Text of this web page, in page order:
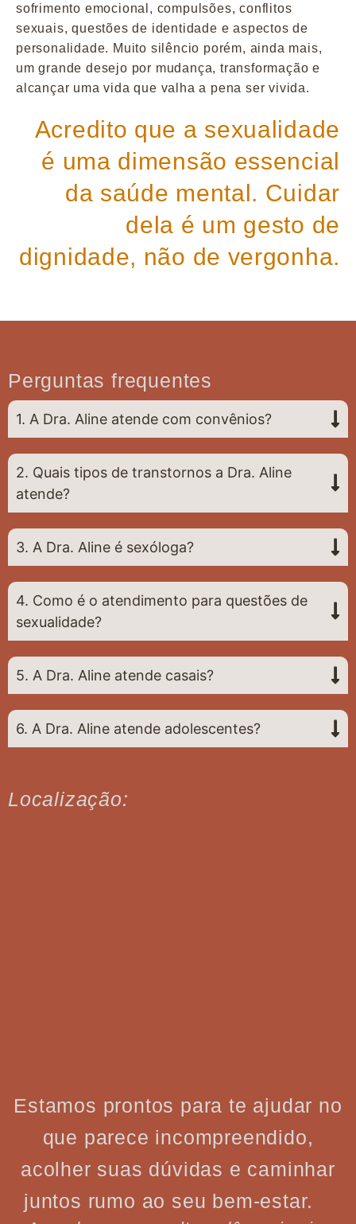
sofrimento emocional, compulsões, conflitos
sexuais, questões de identidade e aspectos de
personalidade. Muito silêncio porém, ainda mais,
um grande desejo por mudança, transformação e
alcançar uma vida que valha a pena ser vivida.
Acredito que a sexualidade
é uma dimensão essencial
da saúde mental. Cuidar
dela é um gesto de
dignidade, não de vergonha.
Perguntas frequentes
1. A Dra. Aline atende com convênios?
2. Quais tipos de transtornos a Dra. Aline
atende?
3. A Dra. Aline é sexóloga?
4. Como é o atendimento para questões de
sexualidade?
5. A Dra. Aline atende casais?
6. A Dra. Aline atende adolescentes?
Localização:
Estamos prontos para te ajudar no
que parece incompreendido,
acolher suas dúvidas e caminhar
juntos rumo ao seu bem-estar.